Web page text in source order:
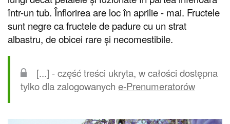
într-un tub. Înflorirea are loc în aprilie - mai. Fructele
sunt negre ca fructele de padure cu un strat
albastru, de obicei rare și necomestibile.
[...] - część treści ukryta, w całości dostępna
tylko dla zalogowanych e-Prenumeratorów